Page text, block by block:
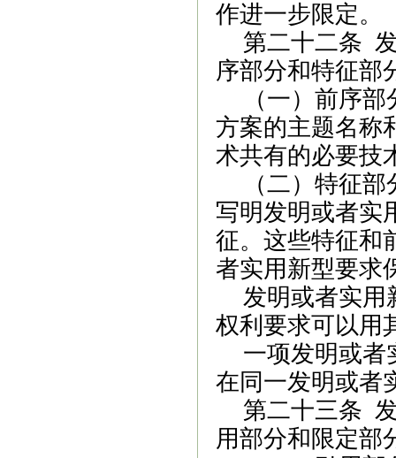
作进一步限定。
第二十二条
序部分和特征部
（一）前序
方案的主题名称
术共有的必要技
（二）特征
写明发明或者实
征。这些特征和
者实用新型要求
发明或者实用
权利要求可以用
一项发明或者
在同一发明或者
第二十三条
用部分和限定部